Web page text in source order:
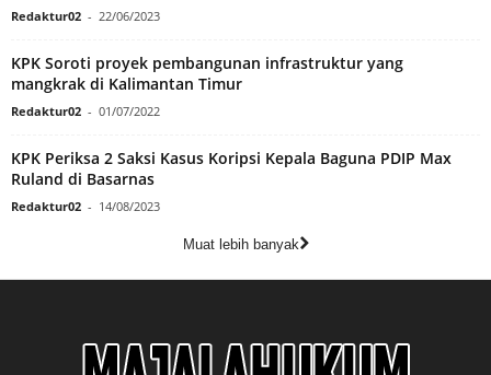
Redaktur02 - 22/06/2023
KPK Soroti proyek pembangunan infrastruktur yang
mangkrak di Kalimantan Timur
Redaktur02 - 01/07/2022
KPK Periksa 2 Saksi Kasus Koripsi Kepala Baguna PDIP Max
Ruland di Basarnas
Redaktur02 - 14/08/2023
Muat lebih banyak